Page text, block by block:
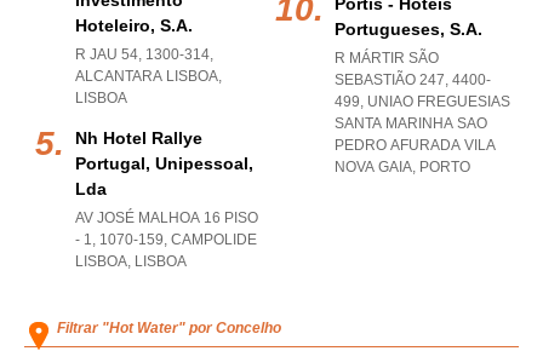
Hoteleiro, S.a.
R JAU 54, 1300-314,
ALCANTARA LISBOA,
LISBOA
Nh Hotel Rallye
Portugal, Unipessoal,
Lda
AV JOSÉ MALHOA 16 PISO
- 1, 1070-159, CAMPOLIDE
LISBOA, LISBOA
Portugueses, S.a.
R MÁRTIR SÃO
SEBASTIÃO 247, 4400-
499, UNIAO FREGUESIAS
SANTA MARINHA SAO
PEDRO AFURADA VILA
NOVA GAIA, PORTO
Filtrar "Hot Water" por Concelho